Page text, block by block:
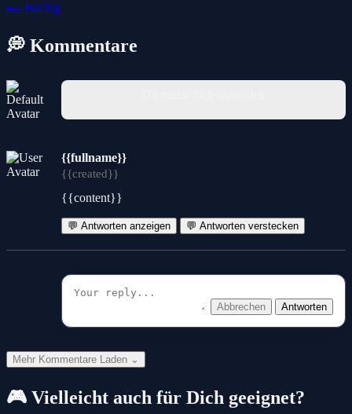
🏎️ Racing
💭 Kommentare
{{fullname}}
{{created}}
{{content}}
💬 Antworten anzeigen 💬 Antworten verstecken
Abbrechen Antworten
Mehr Kommentare Laden ⌄
🎮 Vielleicht auch für Dich geeignet?